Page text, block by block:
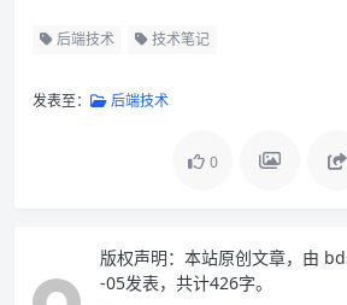
后端技术 技术笔记
发表至： 后端技术
0
版权声明： 本站原创文章，由
-05发表，共计426字。